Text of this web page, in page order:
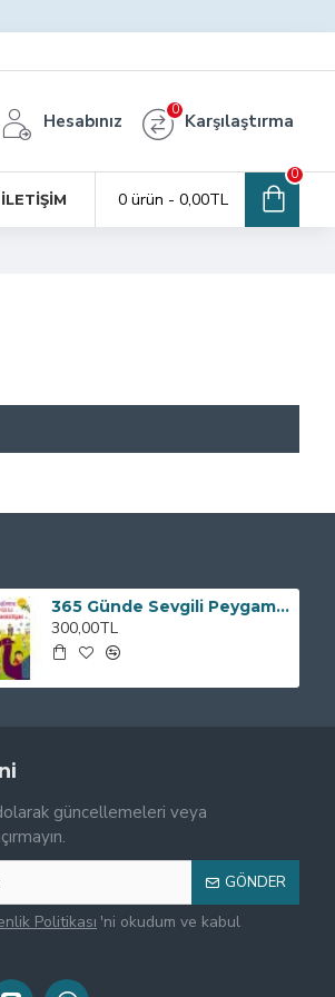
Hesabınız Karşılaştırma
0
İLETIŞIM 0 ürün - 0,00TL
0
365 Günde Sevgili Peygamberim (2. el)
300,00TL
güncellemeleri veya
GÖNDER
Politikası 'ni okudum ve kabul